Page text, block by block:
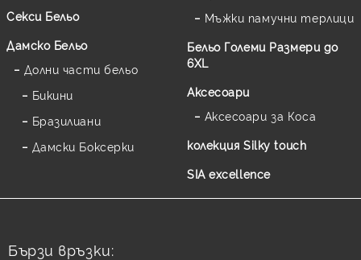
Секси Бельо
Дамско Бельо
Долни части бельо
Бикини
Бразилиани
Дамски Боксерки
Мъжки памучни терлици
Бельо Големи Размери до
6XL
Аксесоари
Аксесоари за Коса
колекция Silky touch
SIA excellence
Бързи връзки: